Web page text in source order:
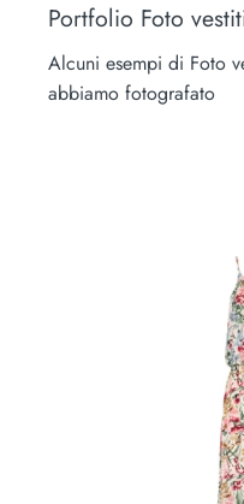
Portfolio Foto
Alcuni esempi di Foto
abbiamo fotografato